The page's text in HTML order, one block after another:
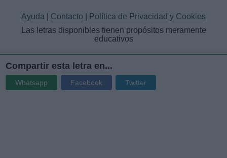
Ayuda Contacto
Política de Privacidad y Cookies
Las letras disponibles tienen propósitos meramente
educativos
Compartir esta letra en...
Whatsapp Facebook Twitter